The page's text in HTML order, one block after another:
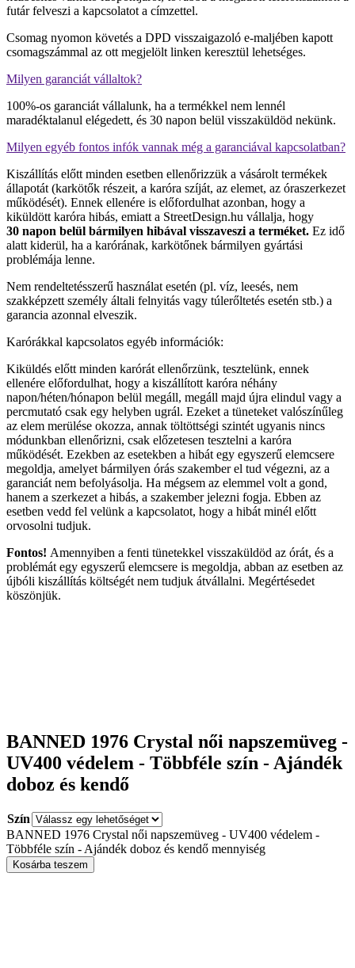
futár felveszi a kapcsolatot a címzettel.
Csomag nyomon követés a DPD visszaigazoló e-maljében kapott
csomagszámmal az ott megjelölt linken keresztül lehetséges.
Milyen garanciát vállaltok?
100%-os garanciát vállalunk, ha a termékkel nem lennél
maradéktalanul elégedett, és 30 napon belül visszaküldöd nekünk.
Milyen egyéb fontos infók vannak még a garanciával kapcsolatban?
Kiszállítás előtt minden esetben ellenőrizzük a vásárolt termékek
állapotát (karkötők részeit, a karóra szíját, az elemet, az óraszerkezet
működését). Ennek ellenére is előfordulhat azonban, hogy a
kiküldött karóra hibás, emiatt a StreetDesign.hu vállalja, hogy
30 napon belül bármilyen hibával visszaveszi a terméket. Ez idő
alatt kiderül, ha a karórának, karkötőnek bármilyen gyártási
problémája lenne.
Nem rendeltetésszerű használat esetén (pl. víz, leesés, nem
szakképzett személy általi felnyitás vagy túlerőltetés esetén stb.) a
garancia azonnal elveszik.
Karórákkal kapcsolatos egyéb információk:
Kiküldés előtt minden karórát ellenőrzünk, tesztelünk, ennek
ellenére előfordulhat, hogy a kiszállított karóra néhány
napon/héten/hónapon belül megáll, megáll majd újra elindul vagy a
percmutató csak egy helyben ugrál. Ezeket a tüneteket valószínűleg
az elem merülése okozza, annak töltöttségi szintét ugyanis nincs
módunkban ellenőrizni, csak előzetesen tesztelni a karóra
működését. Ezekben az esetekben a hibát egy egyszerű elemcsere
megoldja, amelyet bármilyen órás szakember el tud végezni, az a
garanciát nem befolyásolja. Ha mégsem az elemmel volt a gond,
hanem a szerkezet a hibás, a szakember jelezni fogja. Ebben az
esetben vedd fel velünk a kapcsolatot, hogy a hibát minél előtt
orvosolni tudjuk.
Fontos! Amennyiben a fenti tünetekkel visszaküldöd az órát, és a
problémát egy egyszerű elemcsere is megoldja, abban az esetben az
újbóli kiszállítás költségét nem tudjuk átvállalni. Megértésedet
köszönjük.
BANNED 1976 Crystal női napszemüveg -
UV400 védelem - Többféle szín - Ajándék
doboz és kendő
Szín
BANNED 1976 Crystal női napszemüveg - UV400 védelem -
Többféle szín - Ajándék doboz és kendő mennyiség
Kosárba teszem